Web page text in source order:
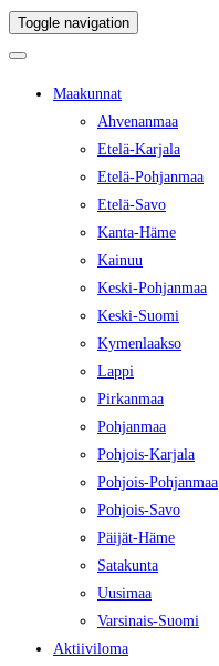
Toggle navigation
Maakunnat
Ahvenanmaa
Etelä-Karjala
Etelä-Pohjanmaa
Etelä-Savo
Kanta-Häme
Kainuu
Keski-Pohjanmaa
Keski-Suomi
Kymenlaakso
Lappi
Pirkanmaa
Pohjanmaa
Pohjois-Karjala
Pohjois-Pohjanmaa
Pohjois-Savo
Päijät-Häme
Satakunta
Uusimaa
Varsinais-Suomi
Aktiiviloma